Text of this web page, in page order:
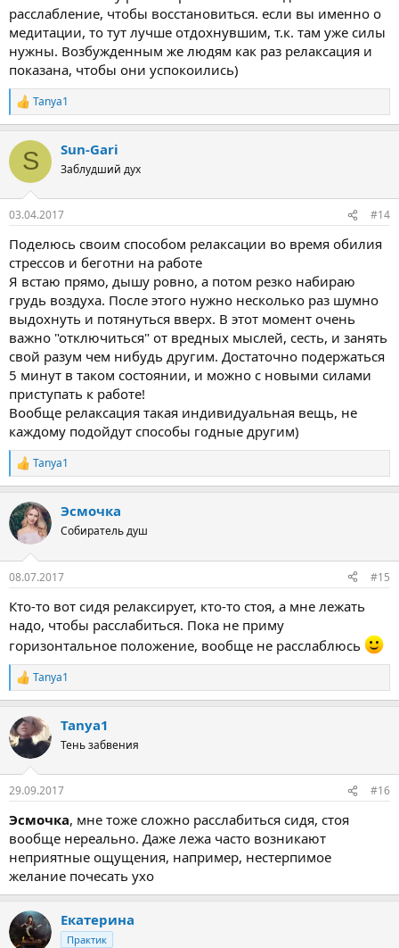
расслабление, чтобы восстановиться. если вы именно о
медитации, то тут лучше отдохнувшим, т.к. там уже силы
нужны. Возбужденным же людям как раз релаксация и
показана, чтобы они успокоились)
Р
е
к
и
Tanya1
S Sun-Gari
Заблудший дух
03.04.2017 #14
Поделюсь своим способом релаксации во время обилия
стрессов и беготни на работе
Я встаю прямо, дышу ровно, а потом резко набираю
грудь воздуха. После этого нужно несколько раз шумно
выдохнуть и потянуться вверх. В этот момент очень
важно "отключиться" от вредных мыслей, сесть, и занять
свой разум чем нибудь другим. Достаточно подержаться
5 минут в таком состоянии, и можно с новыми силами
приступать к работе!
Вообще релаксация такая индивидуальная вещь, не
каждому подойдут способы годные другим)
Р
е
к
ц
и
Tanya1
Эсмочка
Собиратель душ
08.07.2017 #15
Кто-то вот сидя релаксирует, кто-то стоя, а мне лежать
надо, чтобы расслабиться. Пока не приму
горизонтальное положение, вообще не расслаблюсь
Р
е
к
ц
и
Tanya1
Tanya1
Тень забвения
29.09.2017 #16
Эсмочка, мне тоже сложно расслабиться сидя, стоя
вообще нереально. Даже лежа часто возникают
неприятные ощущения, например, нестерпимое
желание почесать ухо
Екатерина
Практик